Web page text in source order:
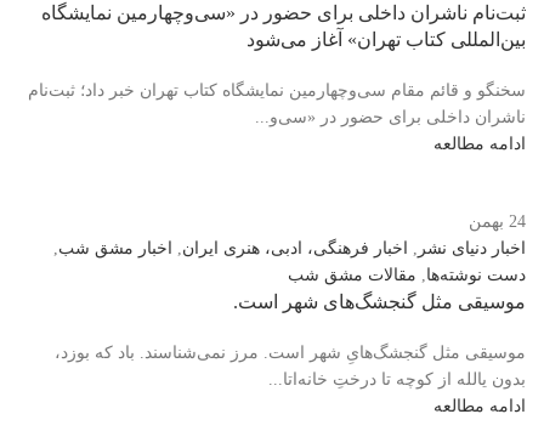
ثبت‌نام ناشران داخلی برای حضور در «سی‌و‌چهارمین نمایشگاه
بین‌المللی کتاب تهران» آغاز می‌شود
سخنگو و قائم مقام سی‌وچهارمین نمایشگاه کتاب تهران خبر داد؛ ثبت‌نام
ناشران داخلی برای حضور در «سی‌و‌...
ادامه مطالعه
24 بهمن
اخبار دنیای نشر
اخبار فرهنگی، ادبی، هنری ایران اخبار مشق شب
دست نوشته‌ها
مقالات مشق شب
موسیقی مثل گنجشگ‌های شهر است.
موسیقی مثل گنجشگ‌هایِ شهر است. مرز نمی‌شناسند. باد که بوزد،
بدون یالله از کوچه تا درختِ خانه‌اتا...
ادامه مطالعه